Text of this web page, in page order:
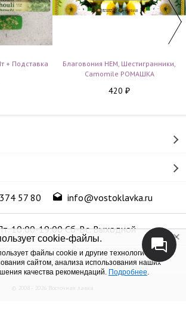
cookie-файлы.
файлы cookie и другие технологии для
сайтом, анализа использования наших
качества рекомендаций. Подробнее.
+ Подставка
Благовония HEM, Шестигранники,
Camomile РОМАШКА
420 ₽
57 80 info@vostoklavka.ru
10:00-19:00 Сб-Вс. Выходной
Групп», ОГРН 1147746305574